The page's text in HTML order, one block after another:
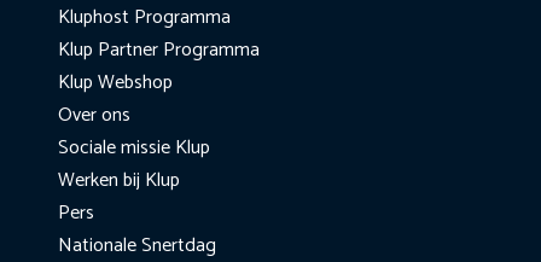
Kluphost Programma
Klup Partner Programma
Klup Webshop
Over ons
Sociale missie Klup
Werken bij Klup
Pers
Nationale Snertdag